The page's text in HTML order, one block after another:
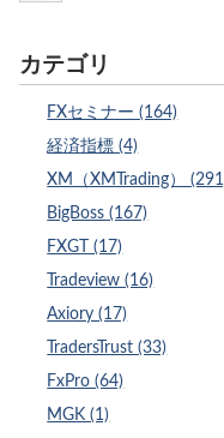
カテゴリ
FXセミナー (164)
経済指標 (4)
XM（XMTrading）
BigBoss (167)
FXGT (17)
Tradeview (16)
Axiory (17)
TradersTrust (33)
FxPro (64)
MGK (1)